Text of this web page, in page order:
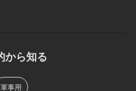
から知る
軍事用